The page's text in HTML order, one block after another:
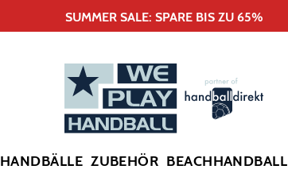
SUMMER SALE: SPARE BIS ZU 65%
HANDBÄLLE ZUBEHÖR BEACHHANDBALL